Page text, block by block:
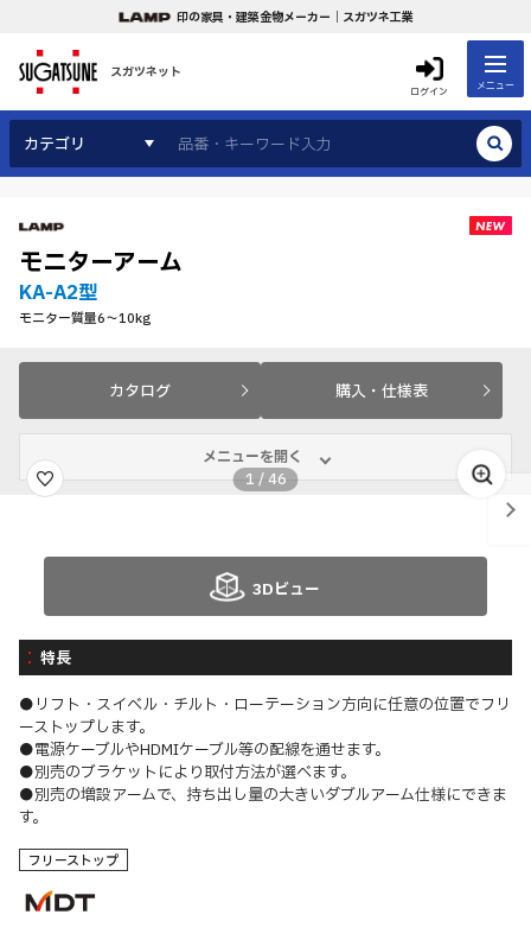
印の家具・建築金物メーカー｜スガツネ工業
スガツネット
ログイン メニュー
カテゴリ
モニターアーム
KA-A2型
モニター質量6～10kg
カタログ 購入・仕様表
メニューを開く
1 /46
3Dビュー
特長
●リフト・スイベル・チルト・ローテーション方向に任意の位置でフリ
ーストップします。
●電源ケーブルやHDMIケーブル等の配線を通せます。
●別売のブラケットにより取付方法が選べます。
●別売の増設アームで、持ち出し量の大きいダブルアーム仕様にできま
す。
フリーストップ